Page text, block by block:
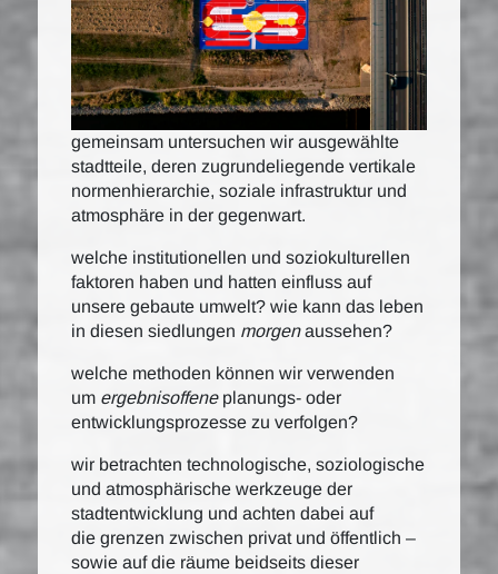
gemeinsam untersuchen wir ausgewählte
stadtteile, deren zugrundeliegende vertikale
normenhierarchie, soziale infrastruktur und
atmosphäre in der gegenwart.
welche institutionellen und soziokulturellen
faktoren haben und hatten einfluss auf
unsere gebaute umwelt? wie kann das leben
in diesen siedlungen morgenaussehen?
welche methoden können wir verwenden
um ergebnisoffeneplanungs- oder
entwicklungsprozesse zu verfolgen?
wir betrachten technologische, soziologische
und atmosphärische werkzeuge der
stadtentwicklung und achten dabei auf
die grenzen zwischen privat und öffentlich –
sowie auf die räume beidseits dieser